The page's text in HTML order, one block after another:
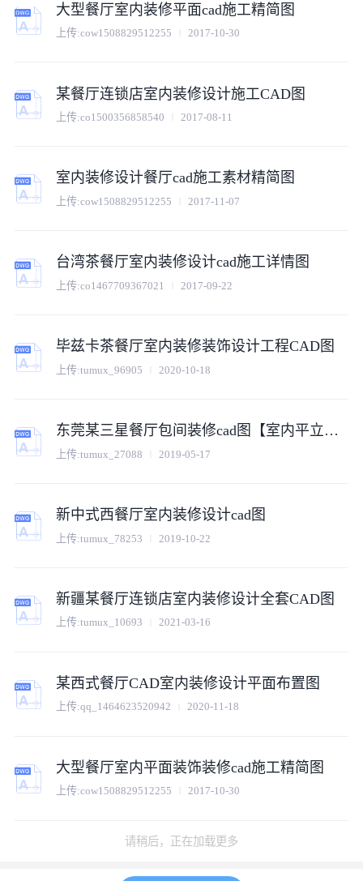
大型餐厅室内装修平面cad施工精简图
上传:cow1508829512255 2017-10-30
某餐厅连锁店室内装修设计施工CAD图
上传:co1500356858540 2017-08-11
室内装修设计餐厅cad施工素材精简图
上传:cow1508829512255 2017-11-07
台湾茶餐厅室内装修设计cad施工详情图
上传:co1467709367021 2017-09-22
毕兹卡茶餐厅室内装修装饰设计工程CAD图
上传:tumux_96905 2020-10-18
东莞某三星餐厅包间装修cad图【室内平立面 】
上传:tumux_27088 2019-05-17
新中式西餐厅室内装修设计cad图
上传:tumux_78253 2019-10-22
新疆某餐厅连锁店室内装修设计全套CAD图
上传:tumux_10693 2021-03-16
某西式餐厅CAD室内装修设计平面布置图
上传:qq_1464623520942 2020-11-18
大型餐厅室内平面装饰装修cad施工精简图
上传:cow1508829512255 2017-10-30
请稍后，正在加载更多